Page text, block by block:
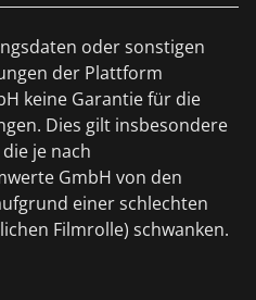
oder sonstigen
der Plattform
keine Garantie für die
Dies gilt insbesondere
je nach
GmbH von den
einer schlechten
Filmrolle) schwanken.